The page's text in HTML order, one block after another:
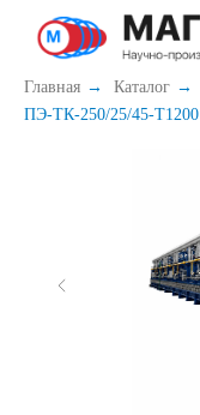
49e52ab7c347b60c
Главная → Каталог →
ПЭ-ТК-250/25/45-Т1200